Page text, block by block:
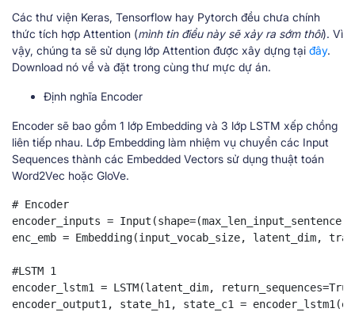
Các thư viện Keras, Tensorflow hay Pytorch đều chưa chính
thức tích hợp Attention (mình tin điều này sẽ xảy ra sớm thôi). Vì
vậy, chúng ta sẽ sử dụng lớp Attention được xây dựng tại đây.
Download nó về và đặt trong cùng thư mực dự án.
Định nghĩa Encoder
Encoder sẽ bao gồm 1 lớp Embedding và 3 lớp LSTM xếp chồng
liên tiếp nhau. Lớp Embedding làm nhiệm vụ chuyển các Input
Sequences thành các Embedded Vectors sử dụng thuật toán
Word2Vec hoặc GloVe.
# Encoder
encoder_inputs =
enc_emb = Embedding(input_vocab_size, latent_dim,
#LSTM 1
encoder_lstm1 = LSTM(latent_dim,
encoder_output1, state_h1, state_c1 =